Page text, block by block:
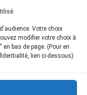
Votre choix
modifier votre choix à
bas de page. (Pour en
lien ci-dessous)
newsletter